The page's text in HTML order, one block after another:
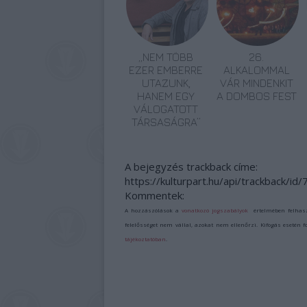
„NEM TÖBB
EZER EMBERRE
UTAZUNK,
HANEM EGY
VÁLOGATOTT
TÁRSASÁGRA”
26.
ALKALOMMAL
VÁR MINDENKIT
A DOMBOS FEST
A bejegyzés trackback címe:
https://kulturpart.hu/api/trackback/id/
Kommentek:
A hozzászólások avonatkozó jogszabályok értelmében
felelősséget nem vállal, azokat nem ellenőrzi. Kifogás esetén
tájékoztatóban